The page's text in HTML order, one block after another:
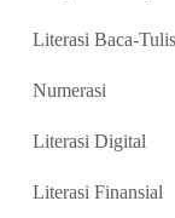
Literasi Baca-Tulis
Numerasi
Literasi Digital
Literasi Finansial